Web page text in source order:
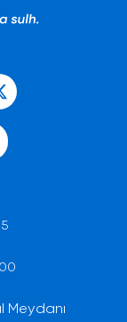
Meydanı